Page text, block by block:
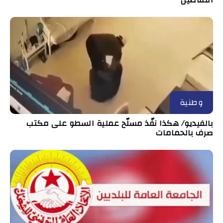
وطنية
بالفيديو/ هكذا نفّذ مسلّح عملية السطو على مكتب
صرف بالحمامات